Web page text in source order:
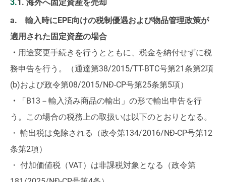
3.1. 海外へ固定資産を売却
a. 輸入時にEPE向けの税制優遇および物品管理政策が
適用された固定資産の場合
・ 用途変更手続きを行うとともに、税金を納付せずに税
務申告を行う。（通達第38/2015/TT-BTC号第21条第2項
(b)および政令第08/2015/NĐ-CP号第25条第5項）
・
「B13－輸入済み商品の輸出」の形で輸出申告を行
う。この場合の税務上の取扱いは以下のとおりとなる。
・ 輸出税は免除される（政令第134/2016/NĐ-CP号第12
条第2項）
・ 付加価値税（VAT）は非課税対象となる（政令第